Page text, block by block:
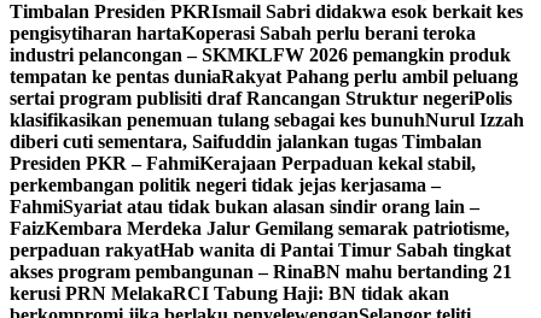
Timbalan Presiden PKRIsmail Sabri didakwa esok berkait kes
pengisytiharan hartaKoperasi Sabah perlu berani teroka
industri pelancongan – SKMKLFW 2026 pemangkin produk
tempatan ke pentas duniaRakyat Pahang perlu ambil peluang
sertai program publisiti draf Rancangan Struktur negeriPolis
klasifikasikan penemuan tulang sebagai kes bunuhNurul Izzah
diberi cuti sementara, Saifuddin jalankan tugas Timbalan
Presiden PKR – FahmiKerajaan Perpaduan kekal stabil,
perkembangan politik negeri tidak jejas kerjasama –
FahmiSyariat atau tidak bukan alasan sindir orang lain –
FaizKembara Merdeka Jalur Gemilang semarak patriotisme,
perpaduan rakyatHab wanita di Pantai Timur Sabah tingkat
akses program pembangunan – RinaBN mahu bertanding 21
kerusi PRN MelakaRCI Tabung Haji: BN tidak akan